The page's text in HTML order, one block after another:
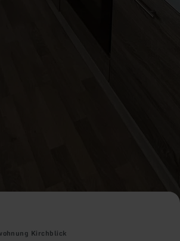
Kirchblick